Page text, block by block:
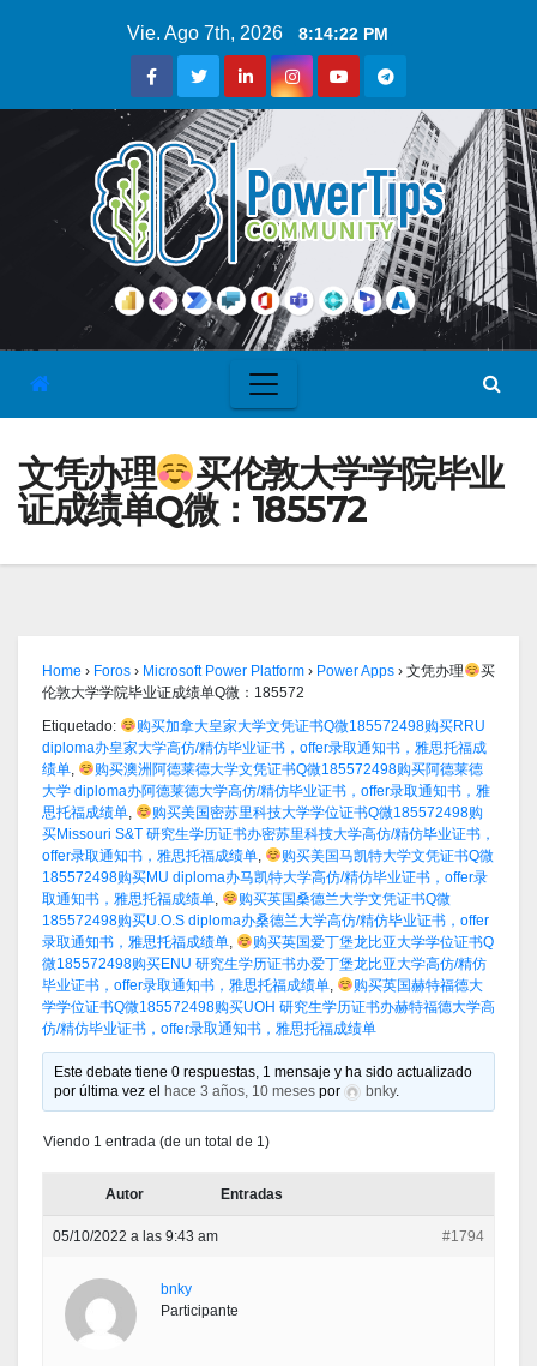
Vie. Ago 7th, 2026 8:14:23 PM
文凭办理
买伦敦大学学院毕业
证成绩单Q微：185572
Home › Foros › Microsoft Power Platform › Power Apps › 文凭办理
买
伦敦大学学院毕业证成绩单Q微：185572
Etiquetado:
购买加拿大皇家大学文凭证书Q微185572498购买RRU
diploma办皇家大学高仿/精仿毕业证书，offer录取通知书，雅思托福成
绩单,
购买澳洲阿德莱德大学文凭证书Q微185572498购买阿德莱德
大学 diploma办阿德莱德大学高仿/精仿毕业证书，offer录取通知书，雅
思托福成绩单,
购买美国密苏里科技大学学位证书Q微185572498购
买Missouri S&T 研究生学历证书办密苏里科技大学高仿/精仿毕业证书，
offer录取通知书，雅思托福成绩单,
购买美国马凯特大学文凭证书Q微
185572498购买MU diploma办马凯特大学高仿/精仿毕业证书，offer录
取通知书，雅思托福成绩单,
购买英国桑德兰大学文凭证书Q微
185572498购买U.O.S diploma办桑德兰大学高仿/精仿毕业证书，offer
录取通知书，雅思托福成绩单,
购买英国爱丁堡龙比亚大学学位证书Q
微185572498购买ENU 研究生学历证书办爱丁堡龙比亚大学高仿/精仿
毕业证书，offer录取通知书，雅思托福成绩单,
购买英国赫特福德大
学学位证书Q微185572498购买UOH 研究生学历证书办赫特福德大学高
仿/精仿毕业证书，offer录取通知书，雅思托福成绩单
Este debate tiene 0 respuestas, 1 mensaje y ha sido actualizado
por última vez el
hace 3 años, 10 meses por bnky.
Viendo 1 entrada (de un total de 1)
Autor Entradas
05/10/2022 a las 9:43 am #1794
bnky
Participante